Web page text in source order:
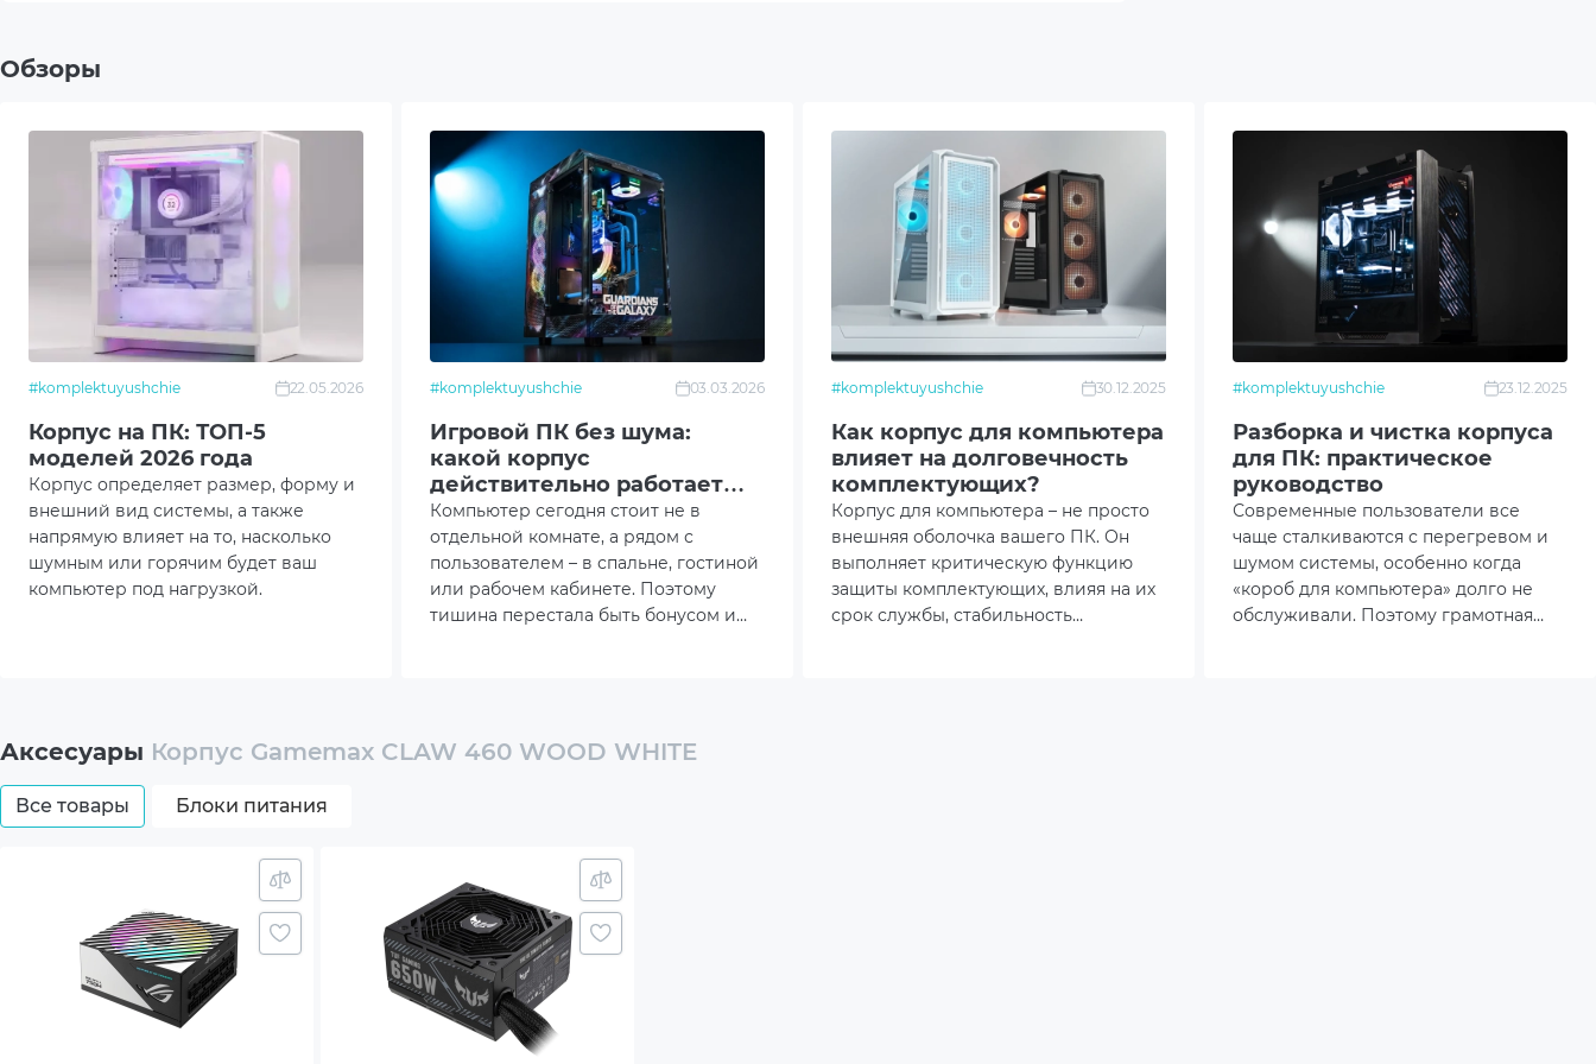
Слоты расширения 7
Высота кулера CPU 175mm
Длина видеокарты 420mm
Длина блока питания 240mm
Охлаждение (установлено) Rear: 1x120mm ARGB
Front: 3x140mm
Охлаждение (опционально) Bottom: 2x120mm
Side: 3x120mm
Вес (без упаковки), кг 8
Цвет Белый
Страна-производитель товара Китай
Обзоры
#komplektuyushchie 22.05.2026
Корпус на ПК: ТОП-5
моделей 2026 года
Корпус определяет размер, форму и
внешний вид системы, а также
напрямую влияет на то, насколько
шумным или горячим будет ваш
компьютер под нагрузкой.
#komplektuyushchie 03.03.2026
Игровой ПК без шума:
какой корпус
действительно работает
тихо?
Компьютер сегодня стоит не в
отдельной комнате, а рядом с
пользователем – в спальне, гостиной
или рабочем кабинете. Поэтому
тишина перестала быть бонусом и
#komplektuyushchie 30.12.2025
Как корпус для компьютера
влияет на долговечность
комплектующих?
Корпус для компьютера – не просто
внешняя оболочка вашего ПК. Он
выполняет критическую функцию
защиты комплектующих, влияя на их
срок службы, стабильность
#komplektuyushchie 23.12.2025
Разборка и чистка корпуса
для ПК: практическое
руководство
Современные пользователи все
чаще сталкиваются с перегревом и
шумом системы, особенно когда
«короб для компьютера» долго не
обслуживали. Поэтому грамотная
Аксесуары Корпус Gamemax CLAW 460 WOOD WHITE
Все товары Блоки питания